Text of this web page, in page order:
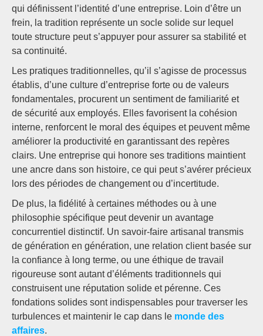
qui définissent l’identité d’une entreprise. Loin d’être un
frein, la tradition représente un socle solide sur lequel
toute structure peut s’appuyer pour assurer sa stabilité et
sa continuité.
Les pratiques traditionnelles, qu’il s’agisse de processus
établis, d’une culture d’entreprise forte ou de valeurs
fondamentales, procurent un sentiment de familiarité et
de sécurité aux employés. Elles favorisent la cohésion
interne, renforcent le moral des équipes et peuvent même
améliorer la productivité en garantissant des repères
clairs. Une entreprise qui honore ses traditions maintient
une ancre dans son histoire, ce qui peut s’avérer précieux
lors des périodes de changement ou d’incertitude.
De plus, la fidélité à certaines méthodes ou à une
philosophie spécifique peut devenir un avantage
concurrentiel distinctif. Un savoir-faire artisanal transmis
de génération en génération, une relation client basée sur
la confiance à long terme, ou une éthique de travail
rigoureuse sont autant d’éléments traditionnels qui
construisent une réputation solide et pérenne. Ces
fondations solides sont indispensables pour traverser les
turbulences et maintenir le cap dans le monde des
affaires.